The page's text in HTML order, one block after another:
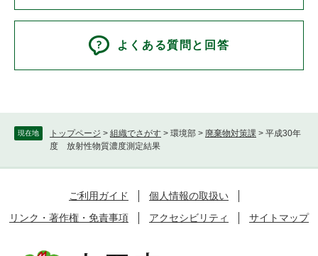
現在地 トップページ > 組織でさがす > 環境部 > 廃棄物対策課 > 平成30年
度 放射性物質濃度測定結果
よくある質問と回答
ご利用ガイド
個人情報の取扱い
リンク・著作権・免責事項
アクセシビリティ サイトマップ